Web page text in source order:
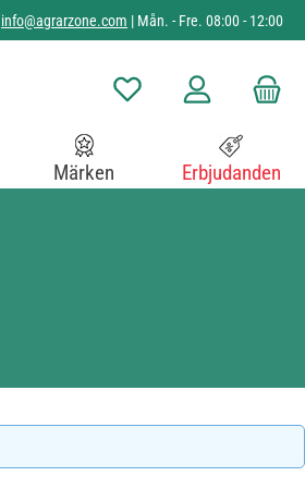
info@agrarzone.com | Mån. - Fre. 08:00 - 12:00
Du har 0 objekt i
Märken Erbjudanden